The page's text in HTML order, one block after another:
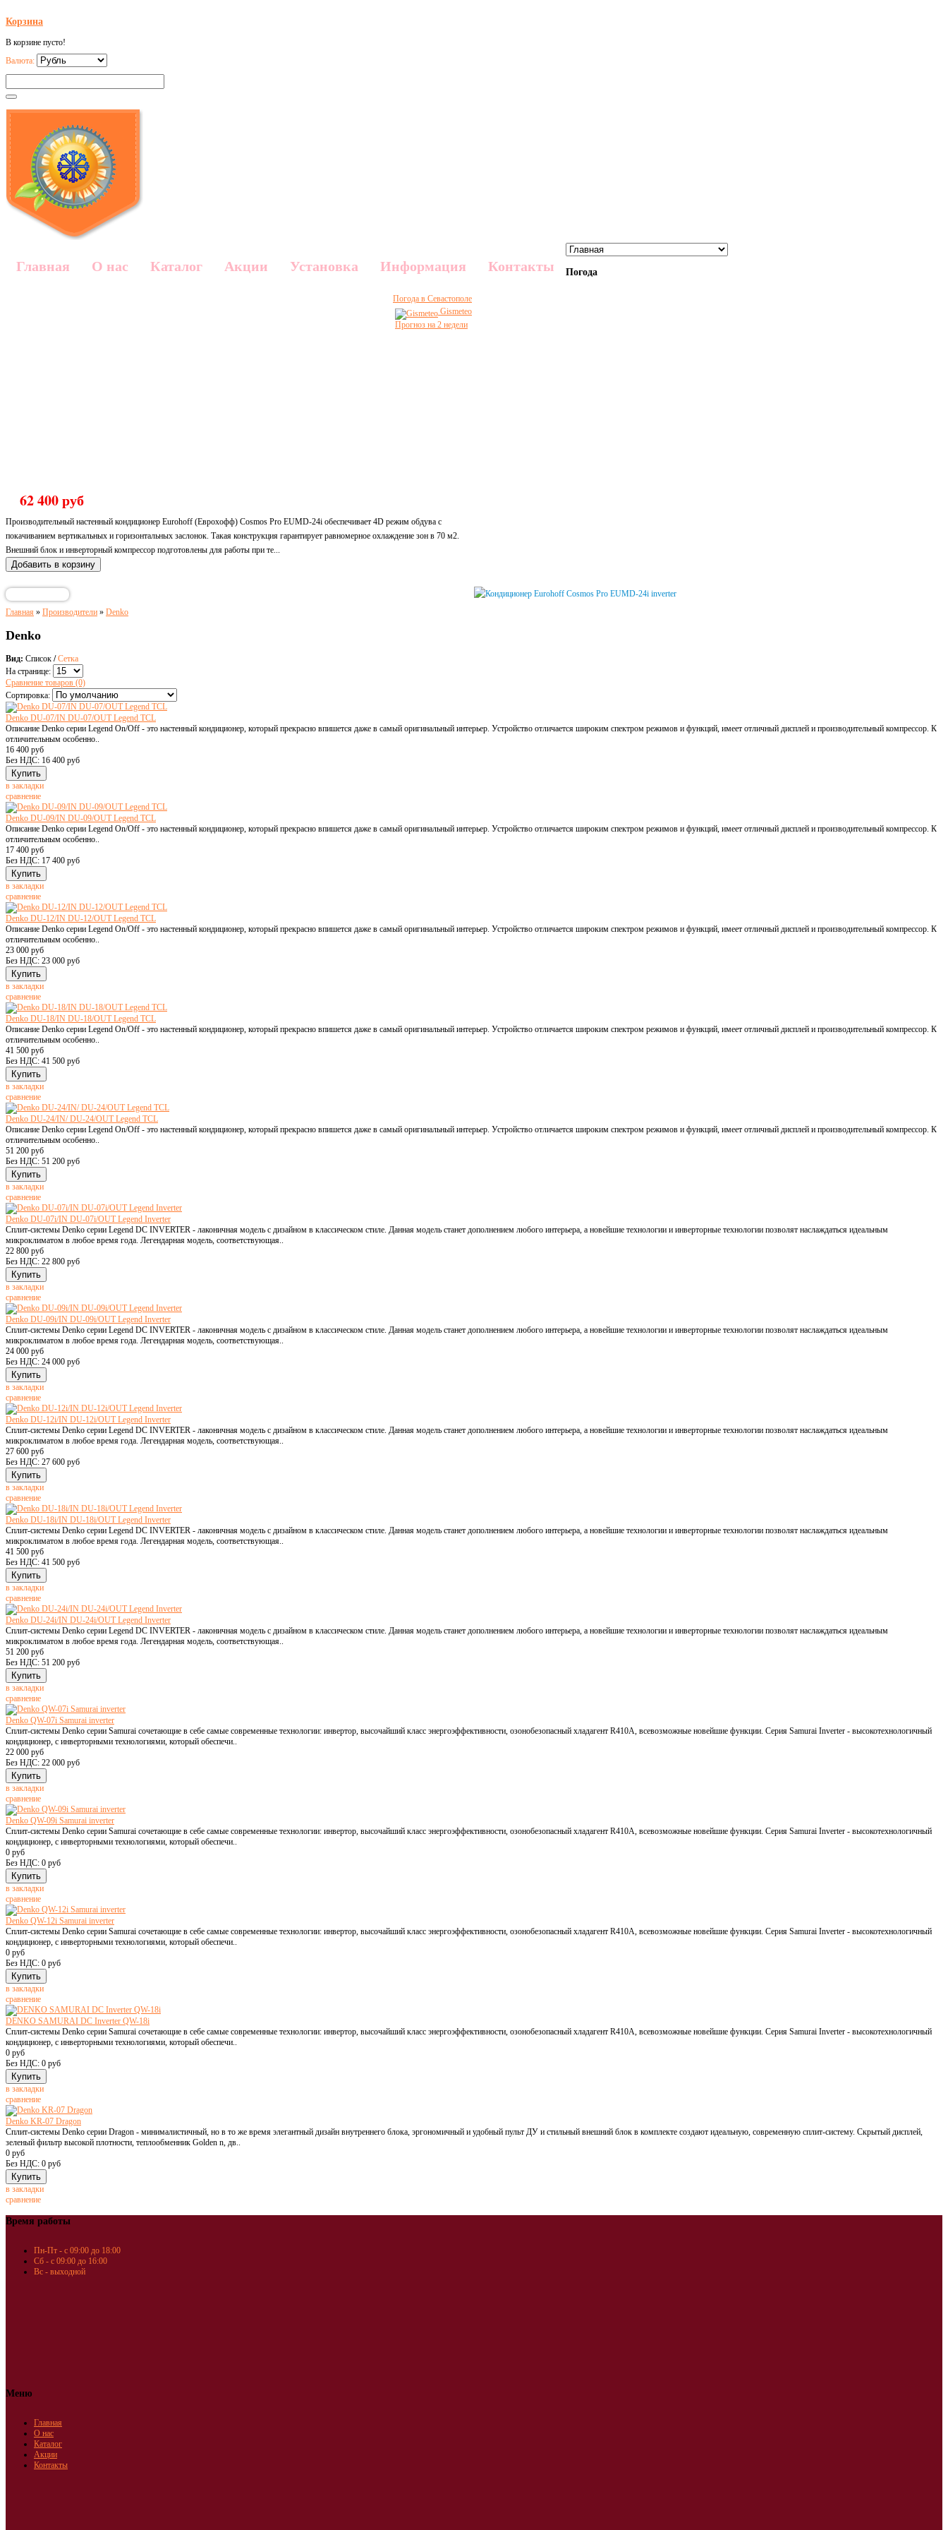
Корзина
В корзине пусто!
Валюта:
Главная О нас Каталог Акции Установка Информация Контакты Погода
Погода в Севастополе
Gismeteo
Прогноз на 2 недели
62 400 руб
Производительный настенный кондиционер Eurohoff (Еврохофф) Cosmos Pro EUMD-24i обеспечивает 4D режим обдува с
покачиванием вертикальных и горизонтальных заслонок. Такая конструкция гарантирует равномерное охлаждение зон в 70 м2.
Внешний блок и инверторный компрессор подготовлены для работы при те...
Главная » Производители » Denko
Denko
Вид: Список / Сетка
На странице:
Сравнение товаров (0)
Сортировка:
Denko DU-07/IN DU-07/OUT Legend TCL
Описание Denko серии Legend On/Off - это настенный кондиционер, который прекрасно впишется даже в самый оригинальный интерьер. Устройство отличается широким спектром режимов и функций, имеет отличный дисплей и производительный компрессор. К
отличительным особенно..
16 400 руб
Без НДС: 16 400 руб
в закладки
сравнение
Denko DU-09/IN DU-09/OUT Legend TCL
Описание Denko серии Legend On/Off - это настенный кондиционер, который прекрасно впишется даже в самый оригинальный интерьер. Устройство отличается широким спектром режимов и функций, имеет отличный дисплей и производительный компрессор. К
отличительным особенно..
17 400 руб
Без НДС: 17 400 руб
в закладки
сравнение
Denko DU-12/IN DU-12/OUT Legend TCL
Описание Denko серии Legend On/Off - это настенный кондиционер, который прекрасно впишется даже в самый оригинальный интерьер. Устройство отличается широким спектром режимов и функций, имеет отличный дисплей и производительный компрессор. К
отличительным особенно..
23 000 руб
Без НДС: 23 000 руб
в закладки
сравнение
Denko DU-18/IN DU-18/OUT Legend TCL
Описание Denko серии Legend On/Off - это настенный кондиционер, который прекрасно впишется даже в самый оригинальный интерьер. Устройство отличается широким спектром режимов и функций, имеет отличный дисплей и производительный компрессор. К
отличительным особенно..
41 500 руб
Без НДС: 41 500 руб
в закладки
сравнение
Denko DU-24/IN/ DU-24/OUT Legend TCL
Описание Denko серии Legend On/Off - это настенный кондиционер, который прекрасно впишется даже в самый оригинальный интерьер. Устройство отличается широким спектром режимов и функций, имеет отличный дисплей и производительный компрессор. К
отличительным особенно..
51 200 руб
Без НДС: 51 200 руб
в закладки
сравнение
Denko DU-07i/IN DU-07i/OUT Legend Inverter
Сплит-системы Denko серии Legend DC INVERTER - лаконичная модель с дизайном в классическом стиле. Данная модель станет дополнением любого интерьера, а новейшие технологии и инверторные технологии позволят наслаждаться идеальным
микроклиматом в любое время года. Легендарная модель, соответствующая..
22 800 руб
Без НДС: 22 800 руб
в закладки
сравнение
Denko DU-09i/IN DU-09i/OUT Legend Inverter
Сплит-системы Denko серии Legend DC INVERTER - лаконичная модель с дизайном в классическом стиле. Данная модель станет дополнением любого интерьера, а новейшие технологии и инверторные технологии позволят наслаждаться идеальным
микроклиматом в любое время года. Легендарная модель, соответствующая..
24 000 руб
Без НДС: 24 000 руб
в закладки
сравнение
Denko DU-12i/IN DU-12i/OUT Legend Inverter
Сплит-системы Denko серии Legend DC INVERTER - лаконичная модель с дизайном в классическом стиле. Данная модель станет дополнением любого интерьера, а новейшие технологии и инверторные технологии позволят наслаждаться идеальным
микроклиматом в любое время года. Легендарная модель, соответствующая..
27 600 руб
Без НДС: 27 600 руб
в закладки
сравнение
Denko DU-18i/IN DU-18i/OUT Legend Inverter
Сплит-системы Denko серии Legend DC INVERTER - лаконичная модель с дизайном в классическом стиле. Данная модель станет дополнением любого интерьера, а новейшие технологии и инверторные технологии позволят наслаждаться идеальным
микроклиматом в любое время года. Легендарная модель, соответствующая..
41 500 руб
Без НДС: 41 500 руб
в закладки
сравнение
Denko DU-24i/IN DU-24i/OUT Legend Inverter
Сплит-системы Denko серии Legend DC INVERTER - лаконичная модель с дизайном в классическом стиле. Данная модель станет дополнением любого интерьера, а новейшие технологии и инверторные технологии позволят наслаждаться идеальным
микроклиматом в любое время года. Легендарная модель, соответствующая..
51 200 руб
Без НДС: 51 200 руб
в закладки
сравнение
Denko QW-07i Samurai inverter
Сплит-системы Denko серии Samurai сочетающие в себе самые современные технологии: инвертор, высочайший класс энергоэффективности, озонобезопасный хладагент R410A, всевозможные новейшие функции. Серия Samurai Inverter - высокотехнологичный
кондиционер, с инверторными технологиями, который обеспечи..
22 000 руб
Без НДС: 22 000 руб
в закладки
сравнение
Denko QW-09i Samurai inverter
Сплит-системы Denko серии Samurai сочетающие в себе самые современные технологии: инвертор, высочайший класс энергоэффективности, озонобезопасный хладагент R410A, всевозможные новейшие функции. Серия Samurai Inverter - высокотехнологичный
кондиционер, с инверторными технологиями, который обеспечи..
0 руб
Без НДС: 0 руб
в закладки
сравнение
Denko QW-12i Samurai inverter
Сплит-системы Denko серии Samurai сочетающие в себе самые современные технологии: инвертор, высочайший класс энергоэффективности, озонобезопасный хладагент R410A, всевозможные новейшие функции. Серия Samurai Inverter - высокотехнологичный
кондиционер, с инверторными технологиями, который обеспечи..
0 руб
Без НДС: 0 руб
в закладки
сравнение
DENKO SAMURAI DC Inverter QW-18i
Сплит-системы Denko серии Samurai сочетающие в себе самые современные технологии: инвертор, высочайший класс энергоэффективности, озонобезопасный хладагент R410A, всевозможные новейшие функции. Серия Samurai Inverter - высокотехнологичный
кондиционер, с инверторными технологиями, который обеспечи..
0 руб
Без НДС: 0 руб
в закладки
сравнение
Denko KR-07 Dragon
Сплит-системы Denko серии Dragon - минималистичный, но в то же время элегантный дизайн внутреннего блока, эргономичный и удобный пульт ДУ и стильный внешний блок в комплекте создают идеальную, современную сплит-систему. Скрытый дисплей,
зеленый фильтр высокой плотности, теплообменник Golden n, дв..
0 руб
Без НДС: 0 руб
в закладки
сравнение
Время работы
Пн-Пт - с 09:00 до 18:00
Сб - с 09:00 до 16:00
Вс - выходной
Меню
Главная
О нас
Каталог
Акции
Контакты